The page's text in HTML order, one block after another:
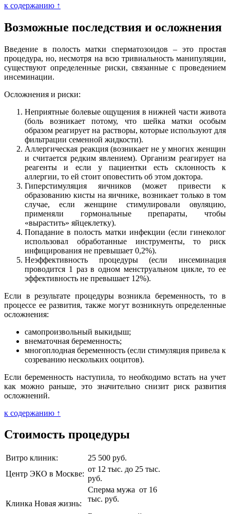
к содержанию ↑
Возможные последствия и осложнения
Введение в полость матки сперматозоидов – это простая
процедура, но, несмотря на всю тривиальность манипуляции,
существуют определенные риски, связанные с проведением
инсеминации.
Осложнения и риски:
Неприятные болевые ощущения в нижней части живота
(боль возникает потому, что шейка матки особым
образом реагирует на растворы, которые используют для
фильтрации семенной жидкости).
Аллергическая реакция (возникает не у многих женщин
и считается редким явлением). Организм реагирует на
реагенты и если у пациентки есть склонность к
аллергии, то ей стоит оповестить об этом доктора.
Гиперстимуляция яичников (может привести к
образованию кисты на яичнике, возникает только в том
случае, если женщине стимулировали овуляцию,
применяли гормональные препараты, чтобы
«вырастить» яйцеклетку).
Попадание в полость матки инфекции (если гинеколог
использовал обработанные инструменты, то риск
инфицирования не превышает 0,2%).
Неэффективность процедуры (если инсеминация
проводится 1 раз в одном менструальном цикле, то ее
эффективность не превышает 12%).
Если в результате процедуры возникла беременность, то в
процессе ее развития, также могут возникнуть определенные
осложнения:
самопроизвольный выкидыш;
внематочная беременность;
многоплодная беременность (если стимуляция привела к
созреванию нескольких ооцитов).
Если беременность наступила, то необходимо встать на учет
как можно раньше, это значительно снизит риск развития
осложнений.
к содержанию ↑
Стоимость процедуры
Витро клиник:
25 500 руб.
Центр ЭКО в Москве:
от 12 тыс. до 25 тыс.
руб.
Клинка Новая жизнь:
Сперма мужа от 16
тыс. руб.